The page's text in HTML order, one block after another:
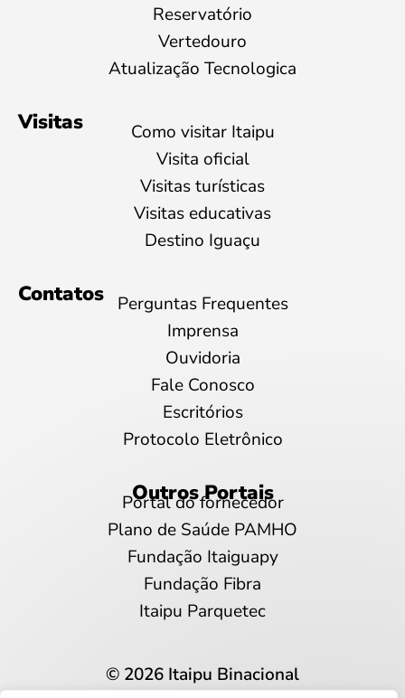
Reservatório
Vertedouro
Atualização Tecnologica
Visitas
Como visitar Itaipu
Visita oficial
Visitas turísticas
Visitas educativas
Destino Iguaçu
Contatos
Perguntas Frequentes
Imprensa
Ouvidoria
Fale Conosco
Escritórios
Protocolo Eletrônico
Outros Portais
Portal do fornecedor
Plano de Saúde PAMHO
Fundação Itaiguapy
Fundação Fibra
Itaipu Parquetec
© 2026 Itaipu Binacional